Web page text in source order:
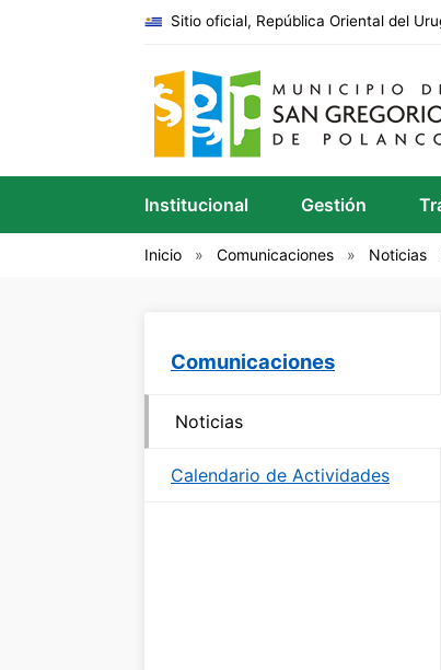
Sitio oficial, República Oriental del
Institucional Gestión
Inicio Comunicaciones Noticias
Comunicaciones
Noticias
Calendario de Actividades